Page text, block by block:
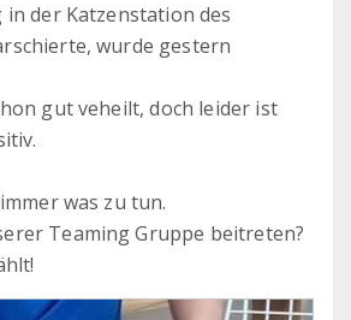
in der Katzenstation des
wurde gestern
gut veheilt, doch leider ist
was zu tun.
Teaming Gruppe beitreten?